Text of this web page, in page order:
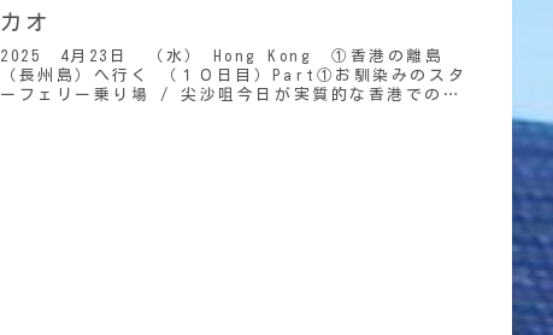
カオ
2025 4月23日 （水） Hong Kong ①香港の離島
（長州島）へ行く （１０日目）Part①お馴染みのスタ
ーフェリー乗り場 / 尖沙咀今日が実質的な香港での最